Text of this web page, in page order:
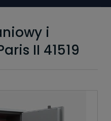
i
II 41519